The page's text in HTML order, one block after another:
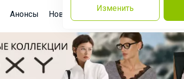
Изменить
Анонсы Новости Команда